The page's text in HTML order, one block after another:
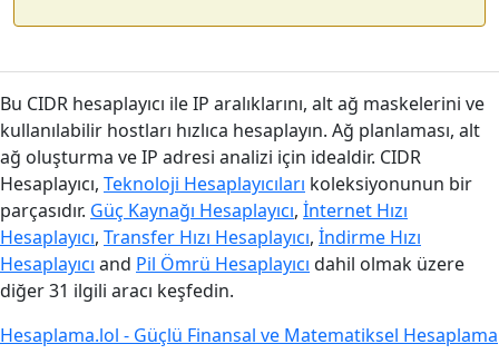
Bu CIDR hesaplayıcı ile IP aralıklarını, alt ağ maskelerini ve
kullanılabilir hostları hızlıca hesaplayın. Ağ planlaması, alt
ağ oluşturma ve IP adresi analizi için idealdir. CIDR
Hesaplayıcı, Teknoloji Hesaplayıcıları koleksiyonunun bir
parçasıdır. Güç Kaynağı Hesaplayıcı, İnternet Hızı
Hesaplayıcı, Transfer Hızı Hesaplayıcı, İndirme Hızı
Hesaplayıcı and Pil Ömrü Hesaplayıcı dahil olmak üzere
diğer 31 ilgili aracı keşfedin.
Hesaplama.lol - Güçlü Finansal ve Matematiksel Hesaplama